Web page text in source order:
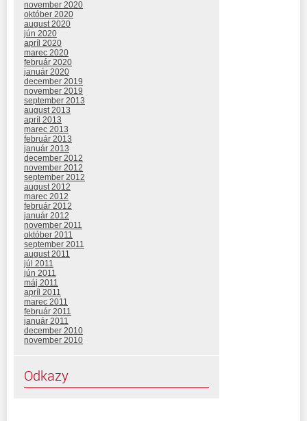
november 2020
október 2020
august 2020
jún 2020
apríl 2020
marec 2020
február 2020
január 2020
december 2019
november 2019
september 2013
august 2013
apríl 2013
marec 2013
február 2013
január 2013
december 2012
november 2012
september 2012
august 2012
marec 2012
február 2012
január 2012
november 2011
október 2011
september 2011
august 2011
júl 2011
jún 2011
máj 2011
apríl 2011
marec 2011
február 2011
január 2011
december 2010
november 2010
Odkazy